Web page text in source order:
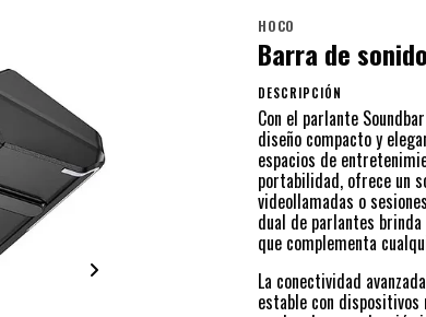
HOCO
Barra de
DESCRIPCIÓN
Con el parlante
diseño compacto y
espacios de
portabilidad, ofrece un
videollamadas o
dual de parlantes
que complementa
La conectividad
estable con